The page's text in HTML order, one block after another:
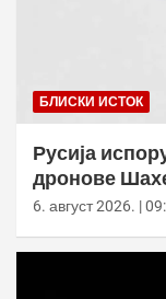
БЛИСКИ ИСТОК
Русија
дронове
базе
6. август 2026. |